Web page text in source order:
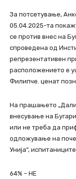
За потсетување,
05.04.2025-та
се против внес на
спроведена од
репрезентативен
расположението е
Филипче. ценат
На прашањето
внесување на
или не треба да
одложување на
Унија“,
64% – НЕ